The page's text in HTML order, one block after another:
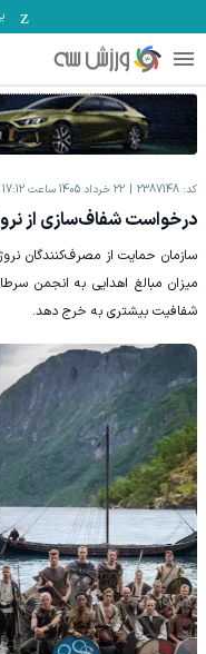
کد: 2387148 22 خرداد 1405 ساعت 17:12
درخواست شفاف‌سازی از
سازمان حمایت از مصرف‌کنندگان
میزان مبالغ اهدایی به انجمن
شفافیت بیشتری به خرج دهد.